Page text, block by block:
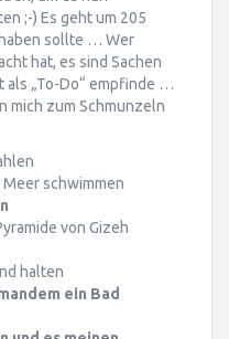
;-) Es geht um 205
sollte … Wer
hat, es sind Sachen
als „To-Do“ empfinde …
mich zum Schmunzeln
schwimmen
von Gizeh
halten
ein Bad